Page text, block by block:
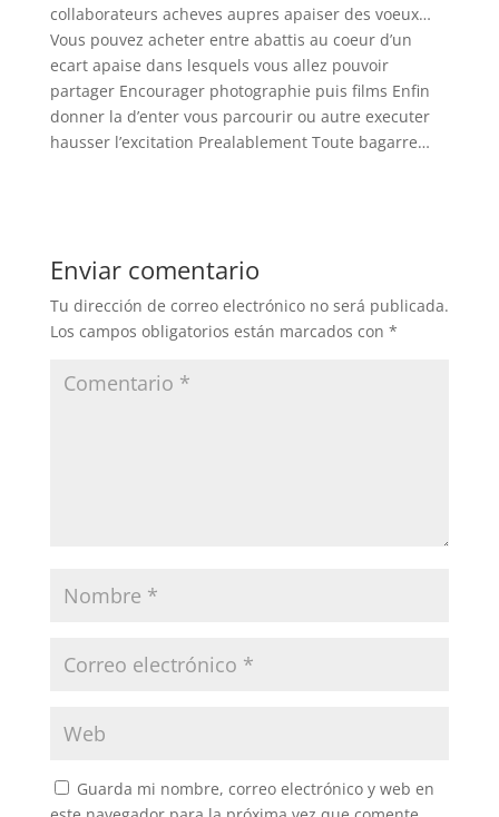
collaborateurs acheves aupres apaiser des voeux…
Vous pouvez acheter entre abattis au coeur d’un
ecart apaise dans lesquels vous allez pouvoir
partager Encourager photographie puis films Enfin
donner la d’enter vous parcourir ou autre executer
hausser l’excitation Prealablement Toute bagarre…
Enviar comentario
Tu dirección de correo electrónico no será publicada.
Los campos obligatorios están marcados con *
Guarda mi nombre, correo electrónico y web en